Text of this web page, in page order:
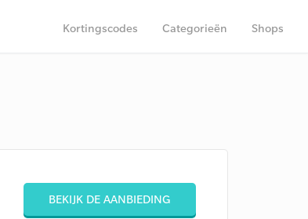
Kortingscodes Categorieën Shops
BEKIJK DE AANBIEDING